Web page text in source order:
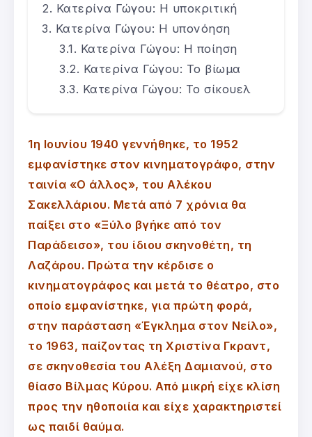
Κατερίνα Γώγου: Η υποκριτική
Κατερίνα Γώγου: Η υπονόηση
Κατερίνα Γώγου: Η ποίηση
Κατερίνα Γώγου: Το βίωμα
Κατερίνα Γώγου: Το σίκουελ
1η Ιουνίου 1940 γεννήθηκε, το 1952
εμφανίστηκε στον κινηματογράφο, στην
ταινία «Ο άλλος», του Αλέκου
Σακελλάριου. Μετά από 7 χρόνια θα
παίξει στο «Ξύλο βγήκε από τον
Παράδεισο», του ίδιου σκηνοθέτη, τη
Λαζάρου. Πρώτα την κέρδισε ο
κινηματογράφος και μετά το θέατρο, στο
οποίο εμφανίστηκε, για πρώτη φορά,
στην παράσταση «Έγκλημα στον Νείλο»,
το 1963, παίζοντας τη Χριστίνα Γκραντ,
σε σκηνοθεσία του Αλέξη Δαμιανού, στο
θίασο Βίλμας Κύρου. Από μικρή είχε κλίση
προς την ηθοποιία και είχε χαρακτηριστεί
ως παιδί θαύμα.